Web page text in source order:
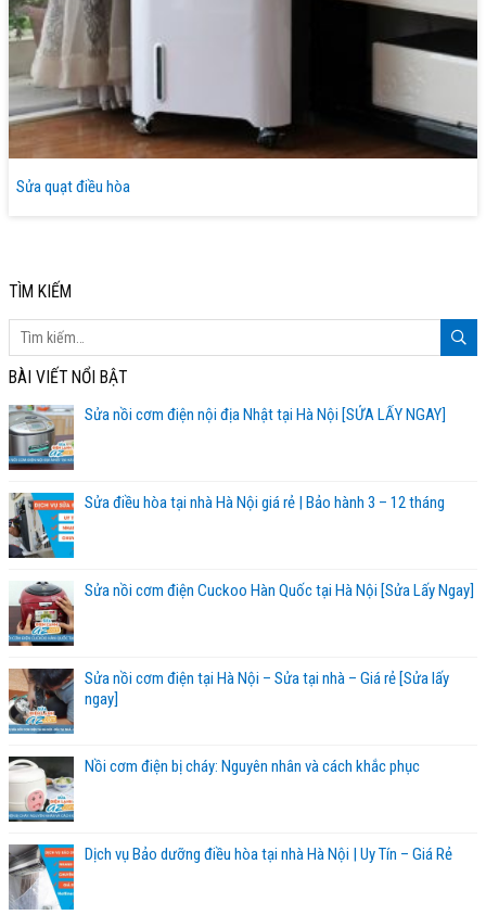
Sửa quạt điều hòa
TÌM KIẾM
BÀI VIẾT NỔI BẬT
Sửa nồi cơm điện nội địa Nhật tại Hà Nội [SỬA LẤY NGAY]
Sửa điều hòa tại nhà Hà Nội giá rẻ | Bảo hành 3 – 12 tháng
Sửa nồi cơm điện Cuckoo Hàn Quốc tại Hà Nội [Sửa Lấy Ngay]
Sửa nồi cơm điện tại Hà Nội – Sửa tại nhà – Giá rẻ [Sửa lấy
ngay]
Nồi cơm điện bị cháy: Nguyên nhân và cách khắc phục
Dịch vụ Bảo dưỡng điều hòa tại nhà Hà Nội | Uy Tín – Giá Rẻ